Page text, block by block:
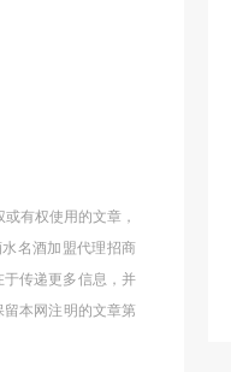
有权使用的文章，
名酒加盟代理招商
传递更多信息，并
本网注明的文章第